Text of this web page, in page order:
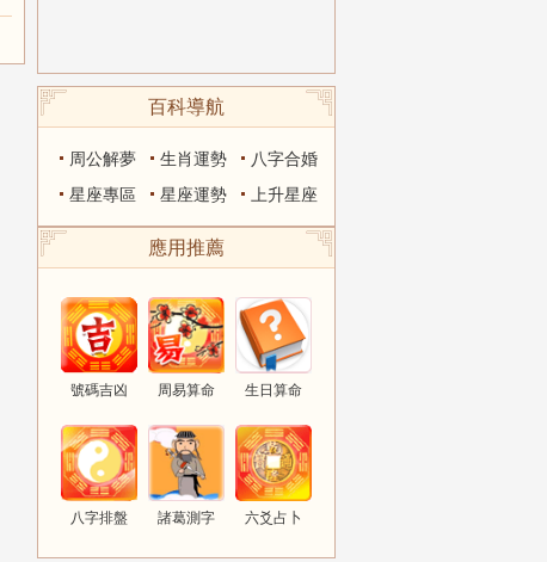
百科導航
周公解夢 生肖運勢
八字合婚
星座專區
星座運勢 上升星座
應用推薦
號碼吉凶 周易算命 生日算命
八字排盤 諸葛測字 六爻占卜